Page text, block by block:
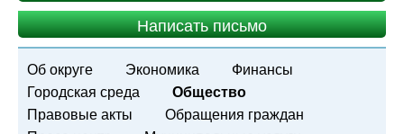
Написать письмо
Об округе Экономика
Финансы
Городская среда
Общество
Правовые акты
Обращения граждан